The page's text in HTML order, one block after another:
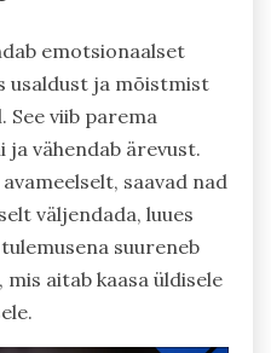
emotsionaalset
usaldust ja mõistmist
See viib parema
vähendab ärevust.
saavad nad
väljendada, luues
suureneb
aitab kaasa üldisele